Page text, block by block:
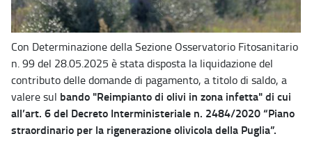
Con Determinazione della Sezione Osservatorio Fitosanitario
n. 99 del 28.05.2025 è stata disposta la liquidazione del
contributo delle domande di pagamento, a titolo di saldo, a
valere sul bando "Reimpianto di olivi in zona infetta" di cui
all’art. 6 del Decreto Interministeriale n. 2484/2020 “Piano
straordinario per la rigenerazione olivicola della Puglia”.